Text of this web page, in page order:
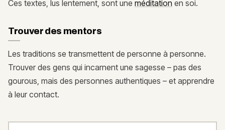
Ces textes, lus lentement, sont une méditation en soi.
Trouver des mentors
Les traditions se transmettent de personne à personne.
Trouver des gens qui incarnent une sagesse – pas des
gourous, mais des personnes authentiques – et apprendre
à leur contact.